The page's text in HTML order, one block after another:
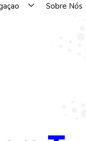
Sobre Nós